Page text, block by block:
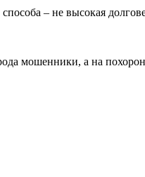
– не высокая
мошенники, а на